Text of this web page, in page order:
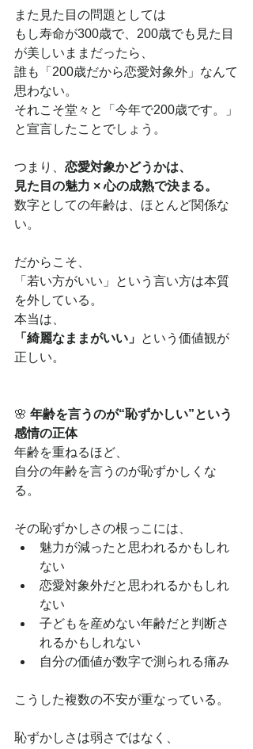
また見た目の問題としては
もし寿命が300歳で、200歳でも見た目
が美しいままだったら、
誰も「200歳だから恋愛対象外」なんて
思わない。
それこそ堂々と「今年で200歳です。」
と宣言したことでしょう。
つまり、 恋愛対象かどうかは、
見た目の魅力 × 心の成熟で決まる。
数字としての年齢は、ほとんど関係な
い。
だからこそ、
「若い方がいい」という言い方は本質
を外している。
本当は、
「綺麗なままがいい」 という価値観が
正しい。
🌸 年齢を言うのが“恥ずかしい”という
感情の正体
年齢を重ねるほど、
自分の年齢を言うのが恥ずかしくな
る。
その恥ずかしさの根っこには、
魅力が減ったと思われるかもしれ
ない
恋愛対象外だと思われるかもしれ
ない
子どもを産めない年齢だと判断さ
れるかもしれない
自分の価値が数字で測られる痛み
こうした複数の不安が重なっている。
恥ずかしさは弱さではなく、